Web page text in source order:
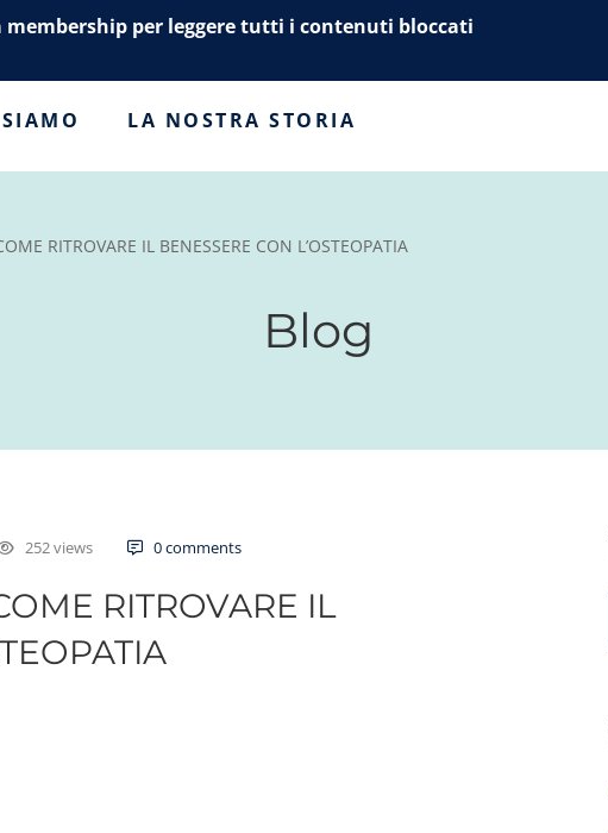
per leggere tutti i contenuti bloccati
LA NOSTRA STORIA
RITROVARE IL BENESSERE CON L’OSTEOPATIA
Blog
252 views 0 comments
RITROVARE IL